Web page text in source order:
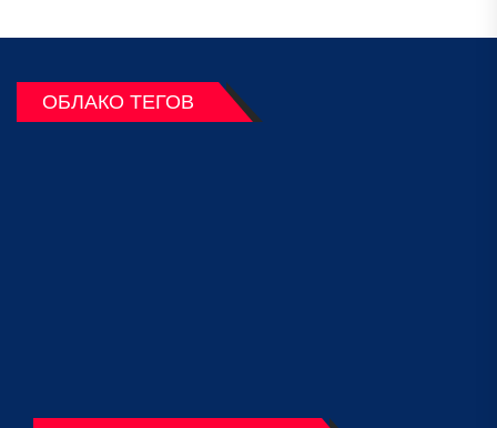
ОБЛАКО ТЕГОВ